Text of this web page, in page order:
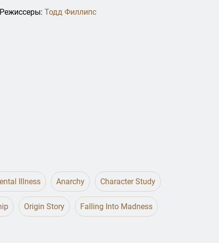
Режиссеры:Тодд Филлипс
Illness Anarchy Character Study
Origin Story Falling Into Madness